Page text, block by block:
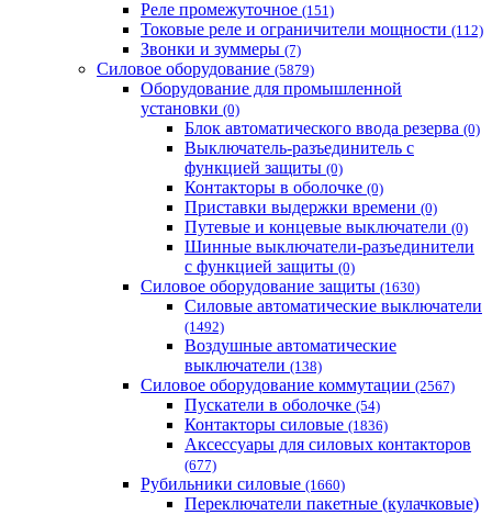
Реле промежуточное (151)
Токовые реле и ограничители мощности (112)
Звонки и зуммеры (7)
Силовое оборудование (5879)
Оборудование для промышленной
установки (0)
Блок автоматического ввода резерва (0)
Выключатель-разъединитель с
функцией защиты (0)
Контакторы в оболочке (0)
Приставки выдержки времени (0)
Путевые и концевые выключатели (0)
Шинные выключатели-разъединители
с функцией защиты (0)
Силовое оборудование защиты (1630)
Силовые автоматические выключатели
(1492)
Воздушные автоматические
выключатели (138)
Силовое оборудование коммутации (2567)
Пускатели в оболочке (54)
Контакторы силовые (1836)
Аксессуары для силовых контакторов
(677)
Рубильники силовые (1660)
Переключатели пакетные (кулачковые)